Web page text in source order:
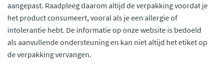
aangepast. Raadpleeg daarom altijd de verpakking voordat je
het product consumeert, vooral als je een allergie of
intolerantie hebt. De informatie op onze website is bedoeld
als aanvullende ondersteuning en kan niet altijd het etiket op
de verpakking vervangen.